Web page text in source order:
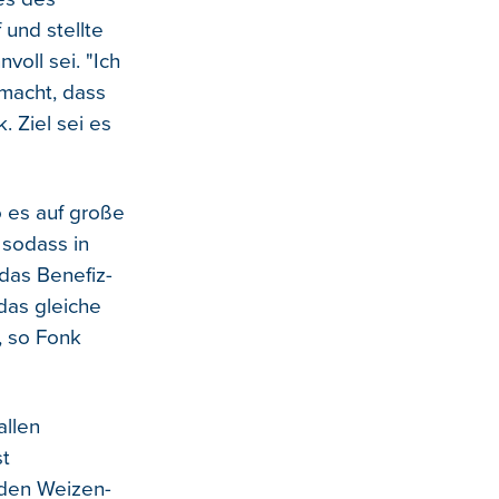
und stellte
sei. "Ich
dass
Ziel sei es
es auf große
in
Benefiz-
gleiche
so Fonk
Weizen-